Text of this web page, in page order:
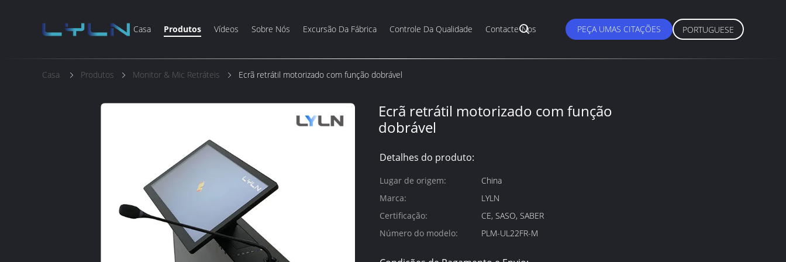
Casa Produtos Vídeos Sobre Nós Excursão Da Fábrica Controle Da Qualidade Contacte-Nos PEÇA UMAS CITAÇÕES PORTUGUESE
Casa Produtos Monitor & Mic Retráteis Ecrã retrátil motorizado com função dobrável
Ecrã retrátil motorizado com função
dobrável
Detalhes do produto:
Lugar de origem:
China
Marca:
LYLN
Certificação:
CE, SASO, SABER
Número do modelo:
PLM-UL22FR-M